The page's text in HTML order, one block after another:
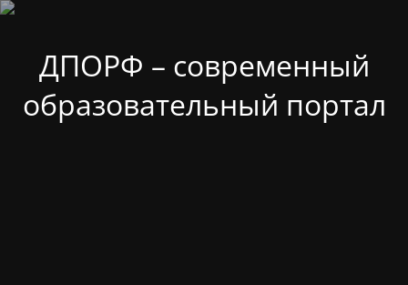
ДПОРФ – современный
образовательный портал